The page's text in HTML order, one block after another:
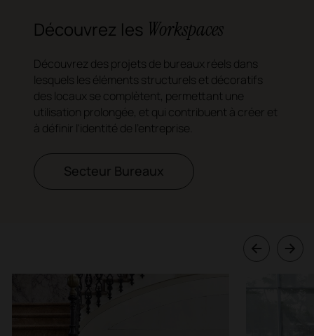
Découvrez les Workspaces
Découvrez des projets de bureaux réels dans
lesquels les éléments structurels et décoratifs
des locaux se complètent, permettant une
utilisation prolongée, et qui contribuent à créer et
à définir l'identité de l'entreprise.
Secteur Bureaux